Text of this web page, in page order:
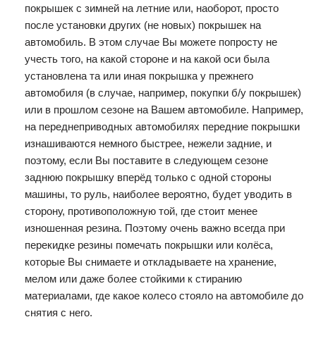
покрышек с зимней на летние или, наоборот, просто
после установки других (не новых) покрышек на
автомобиль. В этом случае Вы можете попросту не
учесть того, на какой стороне и на какой оси была
установлена та или иная покрышка у прежнего
автомобиля (в случае, например, покупки б/у покрышек)
или в прошлом сезоне на Вашем автомобиле. Например,
на переднеприводных автомобилях передние покрышки
изнашиваются немного быстрее, нежели задние, и
поэтому, если Вы поставите в следующем сезоне
заднюю покрышку вперёд только с одной стороны
машины, то руль, наиболее вероятно, будет уводить в
сторону, противоположную той, где стоит менее
изношенная резина. Поэтому очень важно всегда при
перекидке резины помечать покрышки или колёса,
которые Вы снимаете и откладываете на хранение,
мелом или даже более стойкими к стиранию
материалами, где какое колесо стояло на автомобиле до
снятия с него.